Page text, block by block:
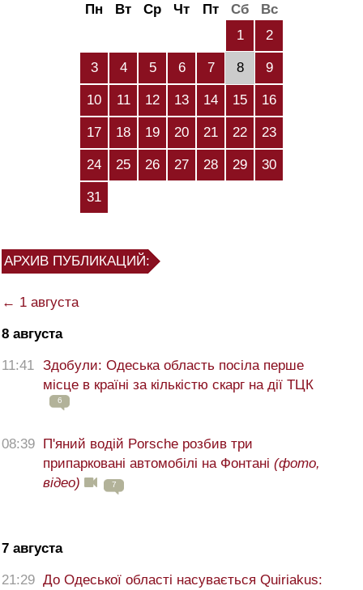
Пн Вт Ср Чт Пт Сб
Вс
1
2
3 4 5 6 7 8 9
10 11 12 13 14 15 16
17 18 19 20 21 22 23
24 25 26 27 28 29 30
31
АРХИВ ПУБЛИКАЦИЙ:
← 1 августа
8 августа
11:41
Здобули: Одеська область посіла перше
місце в країні за кількістю скарг на дії ТЦК
6
08:39 П'яний водій Porsche розбив три
припарковані автомобілі на Фонтані (фото,
відео)
7
7 августа
21:29 До Одеської області насувається Quiriakus: